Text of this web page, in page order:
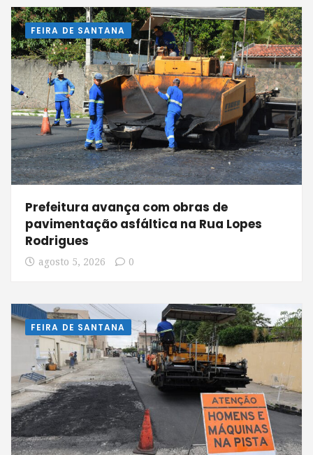
FEIRA DE SANTANA
Prefeitura avança com obras de
pavimentação asfáltica na Rua Lopes
Rodrigues
agosto 5, 2026 0
FEIRA DE SANTANA